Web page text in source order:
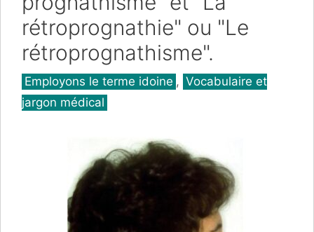
rétroprognathie" ou "Le
rétroprognathisme".
Catégories
Employons le terme idoine , Vocabulaire et
jargon médical